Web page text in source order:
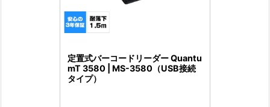
定置式バーコードリーダー Quantu
mT 3580 | MS-3580（USB接続
タイプ）